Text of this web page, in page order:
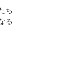
ち
る